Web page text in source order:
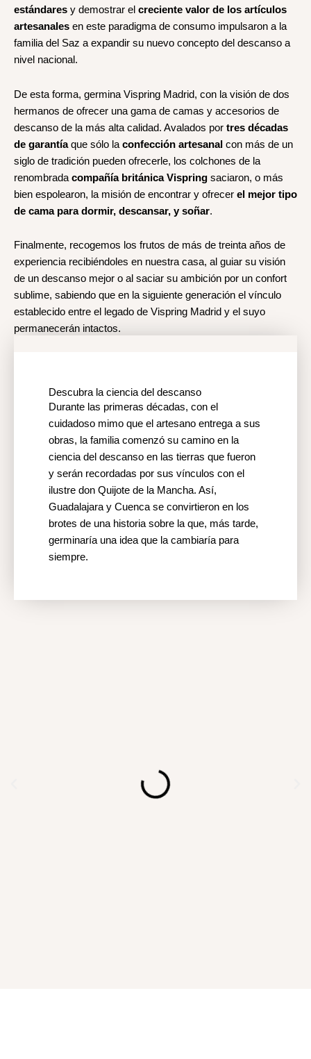
estándares y demostrar el creciente valor de los artículos
artesanales en este paradigma de consumo impulsaron a la
familia del Saz a expandir su nuevo concepto del descanso a
nivel nacional.
De esta forma, germina Vispring Madrid, con la visión de dos
hermanos de ofrecer una gama de camas y accesorios de
descanso de la más alta calidad. Avalados por tres décadas
de garantíaque sólo la confección artesanal con más de un
siglo de tradición pueden ofrecerle, los colchones de la
renombrada compañía británica Vispring saciaron, o más
bien espolearon, la misión de encontrar y ofrecer el mejor tipo
de cama para dormir, descansar, y soñar.
Finalmente, recogemos los frutos de más de treinta años de
experiencia recibiéndoles en nuestra casa, al guiar su visión
de un descanso mejor o al saciar su ambición por un confort
sublime, sabiendo que en la siguiente generación el vínculo
establecido entre el legado de Vispring Madrid y el suyo
permanecerán intactos.
Descubra la ciencia del descanso
Durante las primeras décadas, con el
cuidadoso mimo que el artesano entrega a sus
obras, la familia comenzó su camino en la
ciencia del descanso en las tierras que fueron
y serán recordadas por sus vínculos con el
ilustre don Quijote de la Mancha. Así,
Guadalajara y Cuenca se convirtieron en los
brotes de una historia sobre la que, más tarde,
germinaría una idea que la cambiaría para
siempre.